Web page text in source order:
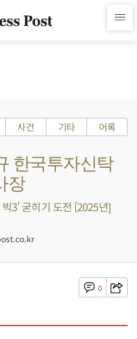
사건 기타 어록
한국투자신탁
장
3' 굳히기 도전 [2025년]
0